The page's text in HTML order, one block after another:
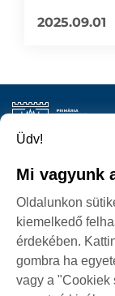
2025.09.01
P-ȚA 25
Üdv!
Mi vagyunk
Oldalunkon
kiemelkedő
érdekében.
gombra ha
vagy a "Cookiek